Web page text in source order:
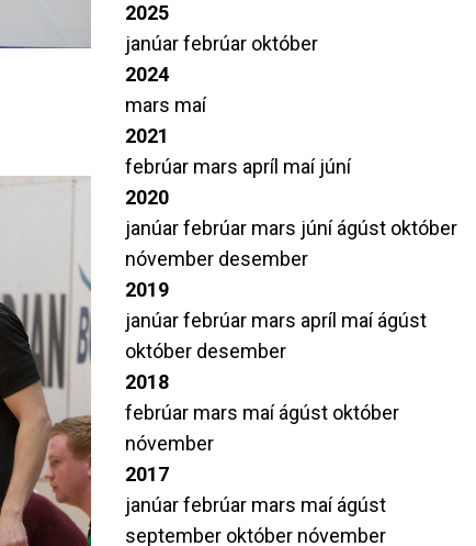
2025
janúarfebrúar október
2024
mars maí
2021
febrúar mars apríl maí júní
2020
janúarfebrúar mars júníágúst október
nóvember desember
2019
janúarfebrúar mars apríl maíágúst
október desember
2018
febrúar mars maíágúst október
nóvember
2017
janúarfebrúar mars maíágúst
september október nóvember